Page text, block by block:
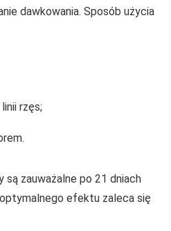
dawkowania. Sposób użycia
rzęs;
zauważalne po 21 dniach
efektu zaleca się